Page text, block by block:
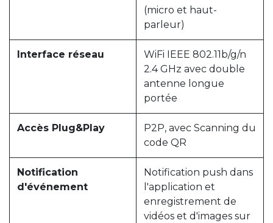
(micro et haut-
parleur)
Interface réseau
WiFi IEEE 802.11b/g/n
2.4 GHz avec double
antenne longue
portée
Accès Plug&Play
P2P, avec Scanning du
code QR
Notification
d'événement
Notification push dans
l'application et
enregistrement de
vidéos et d'images sur